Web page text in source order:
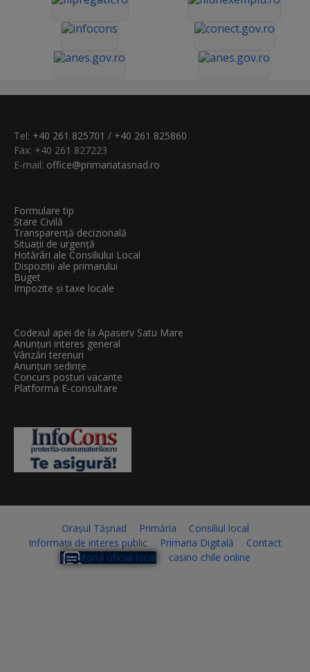
Tel: +40 261 825701 / +40 261 825860
Fax: +40 261 827223
E-mail: office@primariatasnad.ro
Formulare tip
Stare Civilă
Transparenţă decizională
Situații de urgență
Hotărâri ale Consiliului Local
Dispoziții ale primarului
Buget
Impozite și taxe locale
Codexul apei de la Apaserv Satu Mare
Anunțuri interes general
Vânzări terenuri
Anunțuri sedințe
Concurs posturi vacante
Platforma E-consultare
Orașul Tășnad Primăria
Consiliul local
Informații de interes public
Primaria Digitală
Contact
Monitorul oficial local
casino chile online